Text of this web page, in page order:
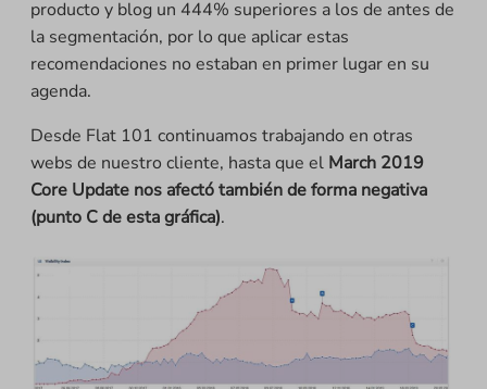
producto y blog un 444% superiores a los de antes de
la segmentación, por lo que aplicar estas
recomendaciones no estaban en primer lugar en su
agenda.
Desde Flat 101 continuamos trabajando en otras
webs de nuestro cliente, hasta que el March 2019
Core Update nos afectó también de forma negativa
(punto C de esta gráfica).